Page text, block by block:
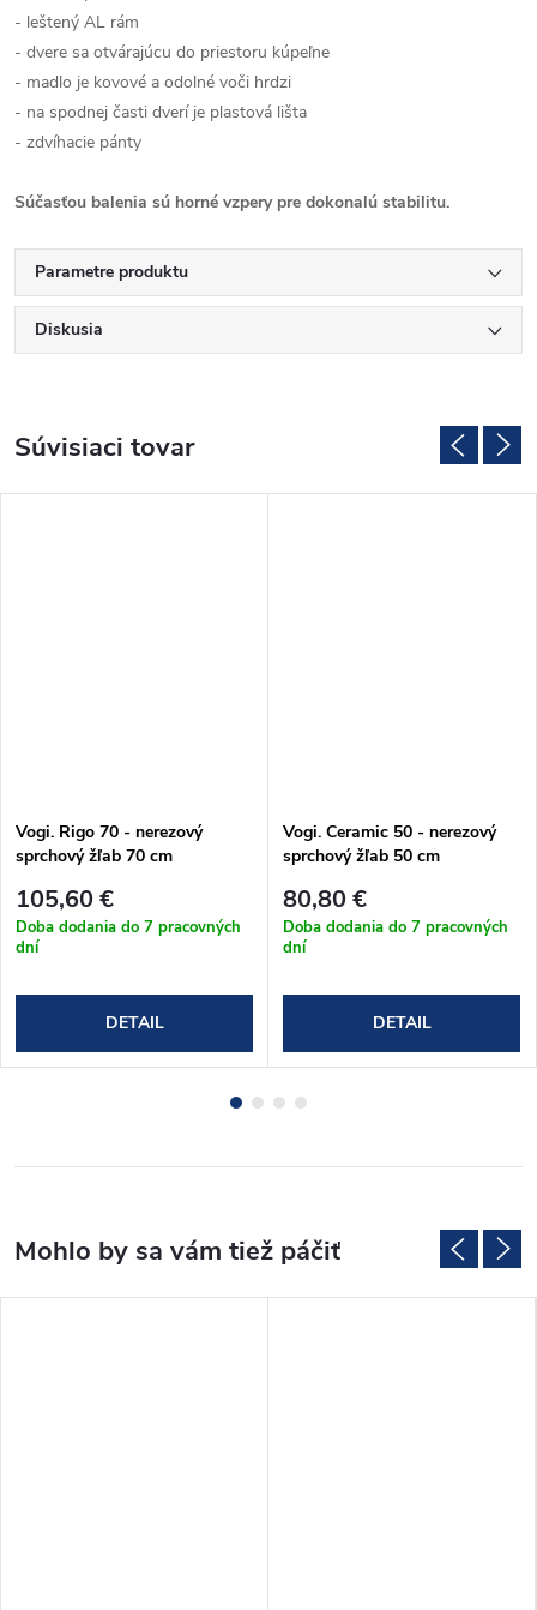
- leštený AL rám
- dvere sa otvárajúcu do priestoru kúpeľne
- madlo je kovové a odolné voči hrdzi
- na spodnej časti dverí je plastová lišta
- zdvíhacie pánty
Súčasťou balenia sú horné vzpery pre dokonalú stabilitu.
Parametre produktu
Diskusia
Súvisiaci tovar
Vogi. Rigo 70 - nerezový
sprchový žľab 70 cm
105,60 €
Doba dodania do 7 pracovných
dní
DETAIL
Vogi. Ceramic 50 - nerezový
sprchový žľab 50 cm
80,80 €
Doba dodania do 7 pracovných
dní
DETAIL